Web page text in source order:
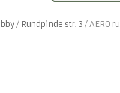
/ Rundpinde str. 3 /AERO